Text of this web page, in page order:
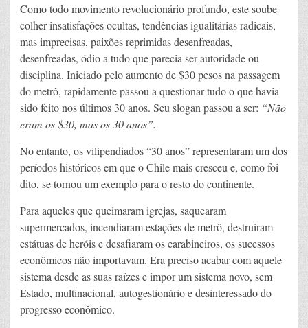
Como todo movimento revolucionário profundo, este soube
colher insatisfações ocultas, tendências igualitárias radicais,
mas imprecisas, paixões reprimidas desenfreadas,
desenfreadas, ódio a tudo que parecia ser autoridade ou
disciplina. Iniciado pelo aumento de $30 pesos na passagem
do metrô, rapidamente passou a questionar tudo o que havia
sido feito nos últimos 30 anos. Seu slogan passou a ser: “Não
eram os $30, mas os 30 anos”.
No entanto, os vilipendiados “30 anos” representaram um dos
períodos históricos em que o Chile mais cresceu e, como foi
dito, se tornou um exemplo para o resto do continente.
Para aqueles que queimaram igrejas, saquearam
supermercados, incendiaram estações de metrô, destruíram
estátuas de heróis e desafiaram os carabineiros, os sucessos
econômicos não importavam. Era preciso acabar com aquele
sistema desde as suas raízes e impor um sistema novo, sem
Estado, multinacional, autogestionário e desinteressado do
progresso econômico.